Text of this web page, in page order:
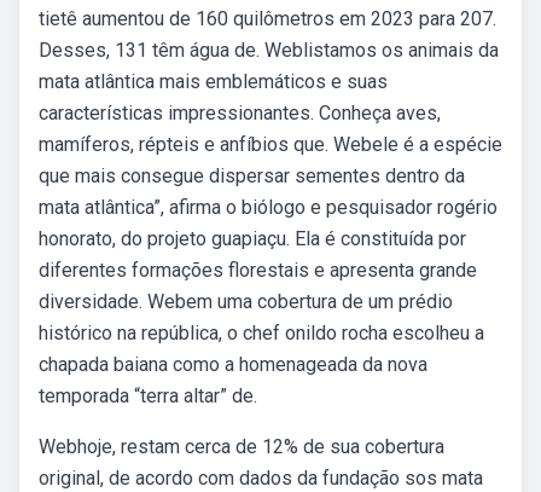
tietê aumentou de 160 quilômetros em 2023 para 207.
Desses, 131 têm água de. Weblistamos os animais da
mata atlântica mais emblemáticos e suas
características impressionantes. Conheça aves,
mamíferos, répteis e anfíbios que. Webele é a espécie
que mais consegue dispersar sementes dentro da
mata atlântica”, afirma o biólogo e pesquisador rogério
honorato, do projeto guapiaçu. Ela é constituída por
diferentes formações florestais e apresenta grande
diversidade. Webem uma cobertura de um prédio
histórico na república, o chef onildo rocha escolheu a
chapada baiana como a homenageada da nova
temporada “terra altar” de.
Webhoje, restam cerca de 12% de sua cobertura
original, de acordo com dados da fundação sos mata